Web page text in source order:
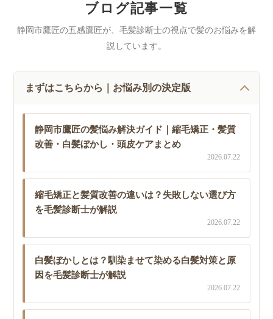
ブログ記事一覧
静岡市鷹匠の五感鷹匠が、毛髪診断士の視点で髪のお悩みを解
説しています。
まずはこちらから｜お悩み別の決定版
静岡市鷹匠の髪悩み解決ガイド｜縮毛矯正・髪質
改善・白髪ぼかし・頭皮ケアまとめ
2026.07.22
縮毛矯正と髪質改善の違いは？失敗しない選び方
を毛髪診断士が解説
2026.07.22
白髪ぼかしとは？馴染ませて染める白髪対策と原
因を毛髪診断士が解説
2026.07.22